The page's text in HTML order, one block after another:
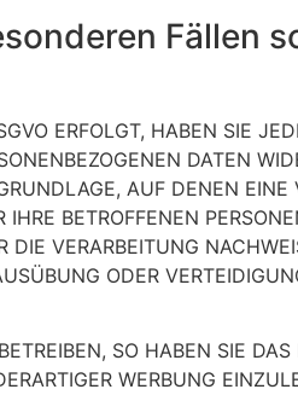
Fällen
ERFOLGT, HABEN SIE
DATEN
AUF DENEN
BETROFFENEN
VERARBEITUNG
ODER
SO HABEN SIE
WERBUNG